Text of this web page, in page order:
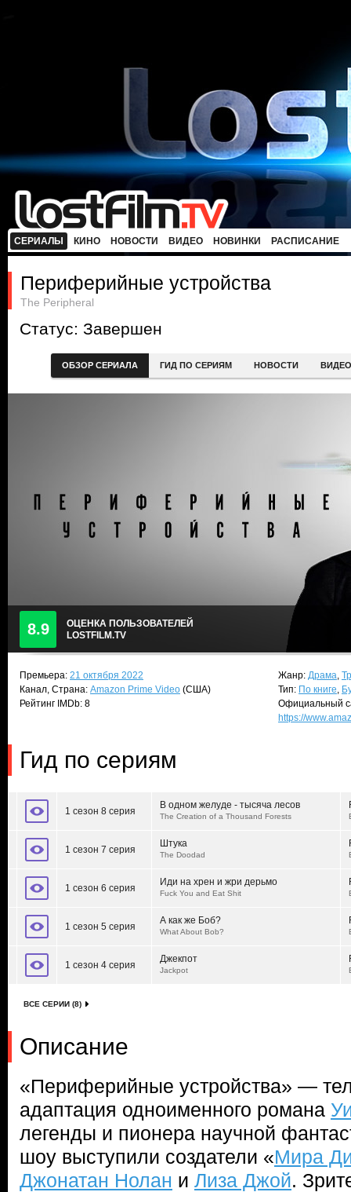
СЕРИАЛЫ КИНО НОВОСТИ ВИДЕО НОВИНКИ РАСПИСАНИЕ
Периферийные устройства
The Peripheral
Статус: Завершен
ОБЗОР СЕРИАЛА ГИД ПО СЕРИЯМ НОВОСТИ ВИДЕО
8.9
ОЦЕНКА ПОЛЬЗОВАТЕЛЕЙ
LOSTFILM.TV
Премьера: 21 октября 2022
Канал, Страна: Amazon Prime Video (США)
Рейтинг IMDb: 8
Жанр: Драма,
Тип: По книге,
Официальный
https://
Гид по сериям
1 сезон 8 серия
В одном желуде - тысяча лесов
The Creation of a Thousand Forests
1 сезон 7 серия
Штука
The Doodad
1 сезон 6 серия
Иди на хрен и жри дерьмо
Fuck You and Eat Shit
1 сезон 5 серия
А как же Боб?
What About Bob?
1 сезон 4 серия
Джекпот
Jackpot
ВСЕ СЕРИИ (8)
Описание
«Периферийные устройства» —
адаптация одноименного романа
легенды и пионера научной
шоу выступили создатели «Мира
Джонатан Нолан и Лиза Джой.